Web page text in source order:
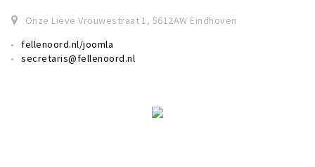
Onze Lieve Vrouwestraat 1, 5612AW Eindhoven
fellenoord.nl/joomla
secretaris@fellenoord.nl